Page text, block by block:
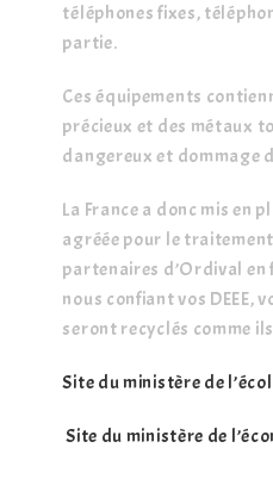
téléphones fixes,
partie.
Ces équipements
précieux et des métaux
dangereux et dommage
La France a donc mis en
agréée pour le traitement
partenaires d’Ordival en
nous confiant vos DEEE,
seront recyclés comme
Site du ministère de
Site du ministère de